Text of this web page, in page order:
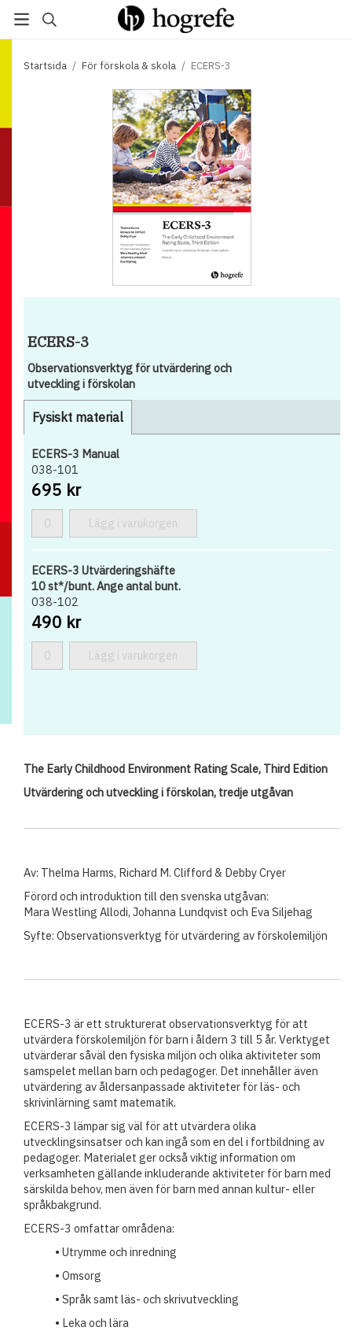
Startsida / För förskola & skola / ECERS-3
ECERS-3
Observationsverktyg för utvärdering och
utveckling i förskolan
Fysiskt material
ECERS-3 Manual
038-101
695 kr
Lägg i varukorgen
ECERS-3 Utvärderingshäfte
10 st*/bunt. Ange antal bunt.
038-102
490 kr
Lägg i varukorgen
The Early Childhood Environment Rating Scale, Third Edition
Utvärdering och utveckling i förskolan, tredje utgåvan
Av: Thelma Harms, Richard M. Clifford & Debby Cryer
Förord och introduktion till den svenska utgåvan:
Mara Westling Allodi, Johanna Lundqvist och Eva Siljehag
Syfte: Observationsverktyg för utvärdering av förskolemiljön
ECERS-3 är ett strukturerat observationsverktyg för att
utvärdera förskolemiljön för barn i åldern 3 till 5 år. Verktyget
utvärderar såväl den fysiska miljön och olika aktiviteter som
samspelet mellan barn och pedagoger. Det innehåller även
utvärdering av åldersanpassade aktiviteter för läs- och
skrivinlärning samt matematik.
ECERS-3 lämpar sig väl för att utvärdera olika
utvecklingsinsatser och kan ingå som en del i fortbildning av
pedagoger. Materialet ger också viktig information om
verksamheten gällande inkluderande aktiviteter för barn med
särskilda behov, men även för barn med annan kultur- eller
språkbakgrund.
ECERS-3 omfattar områdena:
• Utrymme och inredning
• Omsorg
• Språk samt läs- och skrivutveckling
• Leka och lära